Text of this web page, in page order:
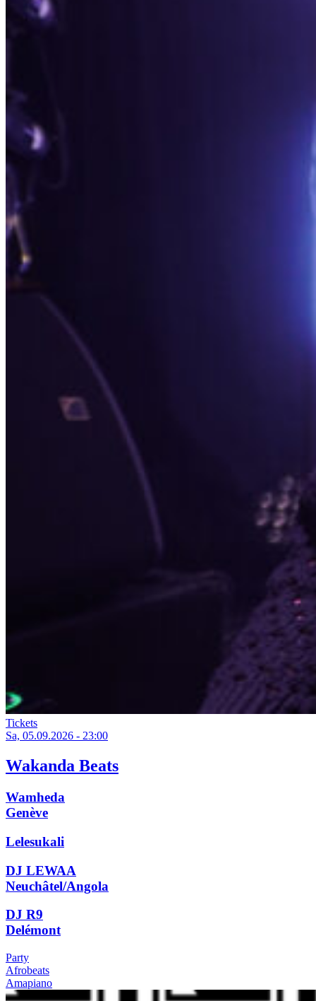
Tickets
Sa, 05.09.2026 - 23:00
Wakanda Beats
Wamheda
Genève
Lelesukali
DJ LEWAA
Neuchâtel/Angola
DJ R9
Delémont
Party
Afrobeats
Amapiano